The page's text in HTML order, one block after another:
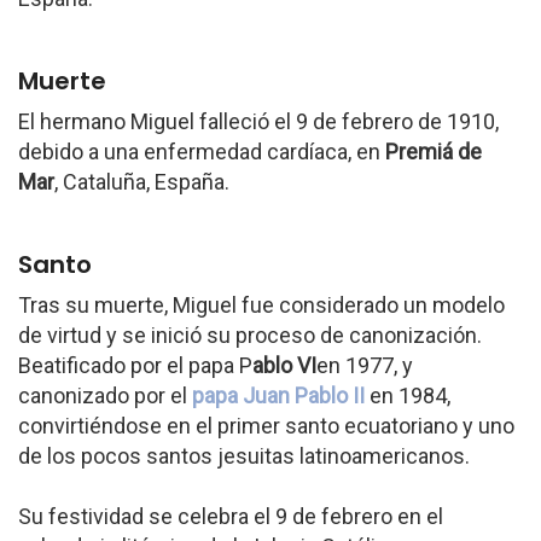
Muerte
El hermano Miguel falleció el 9 de febrero de 1910,
debido a una enfermedad cardíaca, en Premiá de
Mar, Cataluña, España.
Santo
Tras su muerte, Miguel fue considerado un modelo
de virtud y se inició su proceso de canonización.
Beatificado por el papa Pablo VIen 1977, y
canonizado por el papa Juan Pablo II en 1984,
convirtiéndose en el primer santo ecuatoriano y uno
de los pocos santos jesuitas latinoamericanos.
Su festividad se celebra el 9 de febrero en el